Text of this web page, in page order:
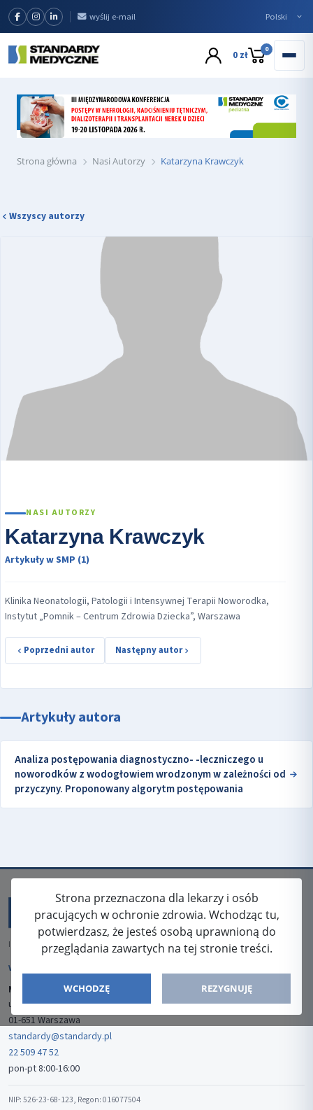
wyślij e-mail
0 zł 0
Strona główna Nasi Autorzy Katarzyna Krawczyk
Wszyscy autorzy
NASI AUTORZY
Katarzyna Krawczyk
Artykuły w SMP (1)
Klinika Neonatologii, Patologii i Intensywnej Terapii Noworodka,
Instytut „Pomnik – Centrum Zdrowia Dziecka”, Warszawa
Poprzedni autor Następny autor
Artykuły autora
Analiza postępowania diagnostyczno- -leczniczego u
noworodków z wodogłowiem wrodzonym w zależności od
przyczyny. Proponowany algorytm postępowania
Strona przeznaczona dla lekarzy i osób
pracujących w ochronie zdrowia. Wchodząc tu,
potwierdzasz, że jesteś osobą uprawnioną do
przeglądania zawartych na tej stronie treści.
WCHODZĘ REZYGNUJĘ
ISSN: 2080-5438
WYDAWCA
Media-Press Sp. z o.o.
ul. Gwiaździsta 7B/8
01-651 Warszawa
standardy@standardy.pl
22 509 47 52
pon-pt 8:00-16:00
NIP: 526-23-68-123, Regon: 016077504